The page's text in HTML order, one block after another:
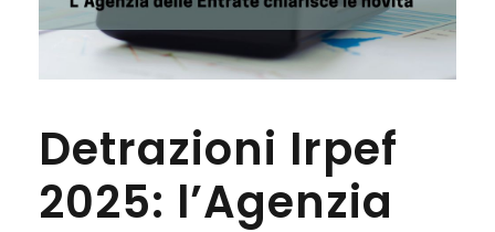
Detrazioni Irpef
2025: l’Agenzia